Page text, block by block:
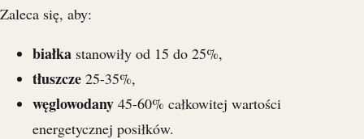
Zaleca się, aby:
białka stanowiły od 15 do 25%,
tłuszcze 25-35%,
węglowodany 45-60% całkowitej wartości
energetycznej posiłków.